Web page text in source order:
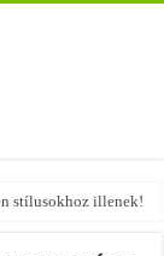
stílusokhoz illenek!